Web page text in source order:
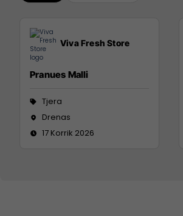
Viva Fresh Store
Pranues Malli
Tjera
Drenas
17 Korrik 2026